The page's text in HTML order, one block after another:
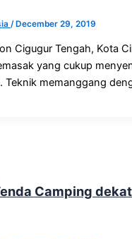
/December 29, 2019
Cigugur Tengah, Kota
yang cukup
Teknik memanggang
Camping